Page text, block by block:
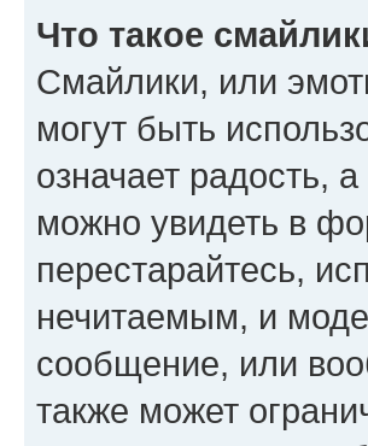
Что такое
Смайлики, или
могут быть
означает радость,
можно увидеть в
перестарайтесь,
нечитаемым, и
сообщение, или
также может